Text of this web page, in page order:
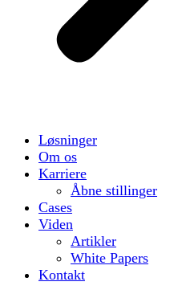
Løsninger
Om os
Karriere
Åbne stillinger
Cases
Viden
Artikler
White Papers
Kontakt